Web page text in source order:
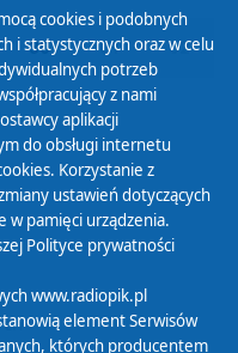
30 01 02
cookies i podobnych
i statystycznych oraz w celu
potrzeb
z nami
aplikacji
do obsługi internetu
Korzystanie z
ustawień dotyczących
w pamięci urządzenia.
Polityce prywatności
www.radiopik.pl
element Serwisów
których producentem